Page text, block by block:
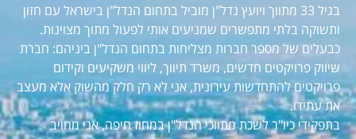
בגיל 33 מתווך ויועץ נדל"ן מוביל בתחום הנדל"ן בישראל עם חזון
ותשוקה בלתי מתפשרים שמניעים אותי לפעול מתוך מצוינות.
כבעלים של מספר חברות מצליחות בתחום הנדל"ן ביניהם: חברת
שיווק פרויקטים חדשים, משרד תיווך, ליווי משקיעים וקידום
פרויקטים להתחדשות עירונית, אני לא רק חלק מהשוק אלא מעצב
את עתידו.
בתפקידי כיו"ר לשכת מתווכי הנדל"ן במחוז חיפה, אני מחויב